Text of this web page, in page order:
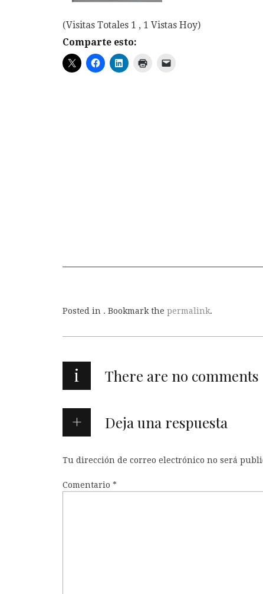
(Visitas Totales 1 , 1 Vistas Hoy)
Comparte esto:
Posted in . Bookmark the permalink.
i There are no comments
Deja una respuesta
Tu dirección de correo electrónico no será
Comentario *